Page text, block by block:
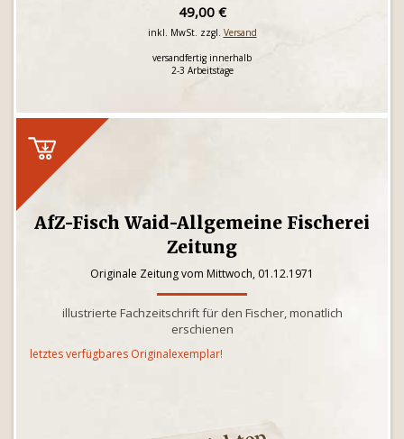
49,00 €
inkl. MwSt. zzgl. Versand
versandfertig innerhalb
2-3 Arbeitstage
AfZ-Fisch Waid-Allgemeine Fischerei
Zeitung
Originale Zeitung vom Mittwoch, 01.12.1971
illustrierte Fachzeitschrift für den Fischer, monatlich
erschienen
letztes verfügbares Originalexemplar!